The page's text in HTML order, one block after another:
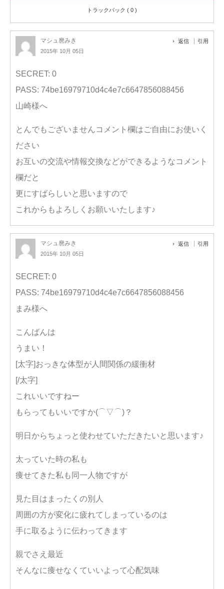
トラックバック ( 0 )
マシュ麿みき
2015年 10月 05日
返信 引用
SECRET: 0
PASS: 74be16979710d4c4e7c6647856088456
山崎様へ
とんでもございませんコメント欄はご自由にお使いく
ださい
お互いの交流や情報交換などができるようなコメント
欄だと
更にすばらしいと思いますので
これからもよろしくお願いいたします♪
マシュ麿みき
2015年 10月 05日
返信 引用
SECRET: 0
PASS: 74be16979710d4c4e7c6647856088456
まみ様へ
こんばんは
うまい！
[太字]おっきな体型が人間関係の緩衝材
[/太字]
これいいですねー
もらってもいいですか(⌒▽⌒)？
明日からちょっと使わせていただきたいと思います♪
太っていた時の私も
痩せてきた私も同一人物ですが
見た目はまったくの別人
周囲の方が変化に疲れてしまっているのは
手に取るように伝わってきます
親でさえ最近
そんなに痩せなくていいよって心配気味